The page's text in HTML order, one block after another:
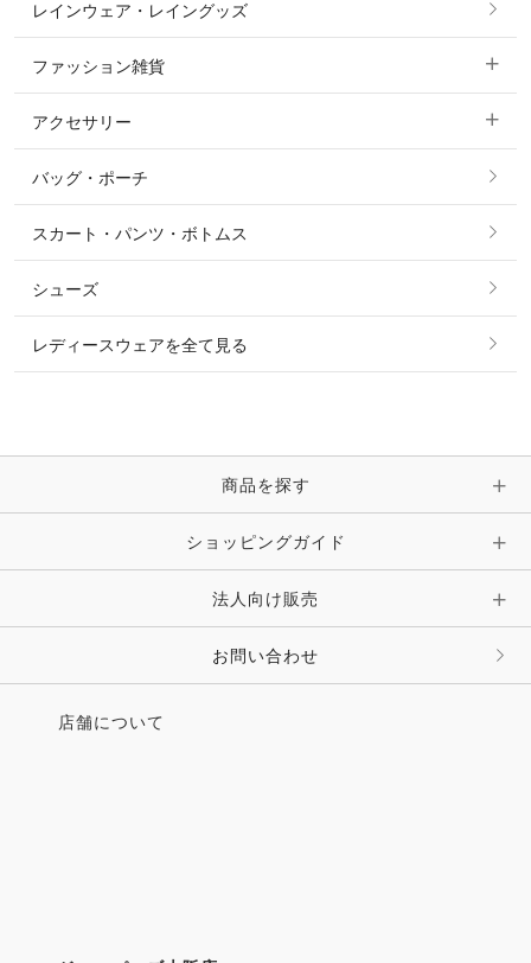
パーカー・トレーナー・スウェット
ニット・セーター
シャツ・ブラウス・ワンピース
ジャケット・ブルゾン
その他 アウター
すべての競技用ウェア
ショージャケット
ショーシャツ
レインウェア・レイングッズ
ファッション雑貨
すべてのファッション雑貨
ソックス
ベルト
マフラー・スカーフ・ストール・スヌード
時計・財布・キーケース・革小物
キーホルダー・チャーム・ストラップ
その他 ファッション雑貨
アクセサリー
すべてのアクセサリー
リング
ピアス・イヤリング
ピン・ブローチ・コサージュ
その他 アクセサリー
バッグ・ポーチ
スカート・パンツ・ボトムス
シューズ
レディースウェアを全て見る
商品を探す
ショッピングガイド
法人向け販売
お問い合わせ
店舗について